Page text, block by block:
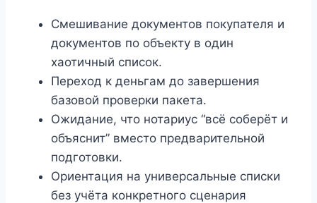
Смешивание документов покупателя и
документов по объекту в один
хаотичный список.
Переход к деньгам до завершения
базовой проверки пакета.
Ожидание, что нотариус “всё соберёт и
объяснит” вместо предварительной
подготовки.
Ориентация на универсальные списки
без учёта конкретного сценария